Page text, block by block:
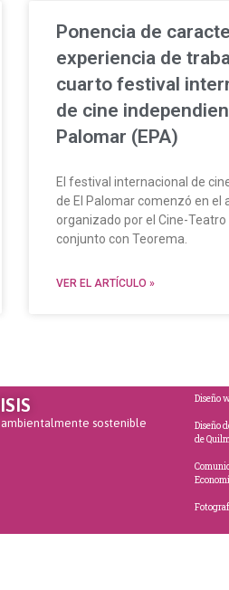
Ponencia de
experiencia de
cuarto festival
de cine
Palomar (EPA)
El festival internacional de
de El Palomar comenzó en el
organizado por el Cine-Teatro
conjunto con Teorema.
VER EL ARTÍCULO »
ambientalmente sostenible
Diseño
Diseño
de